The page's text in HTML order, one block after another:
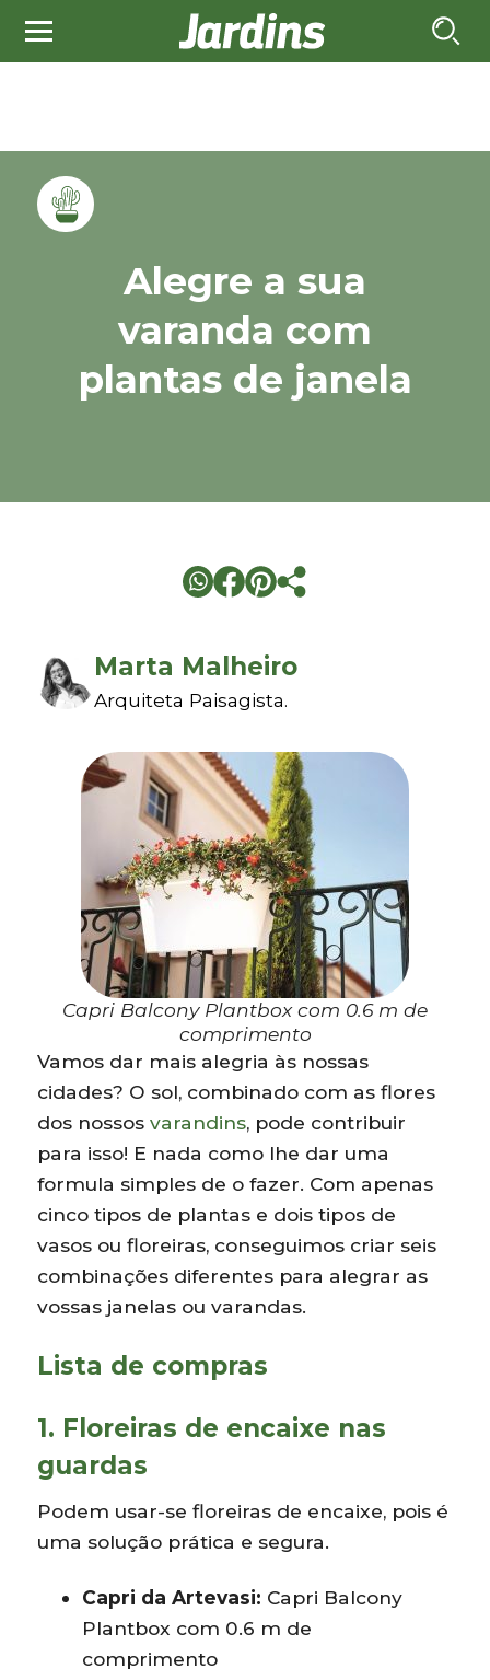
Alegre a sua
varanda com
plantas de janela
Marta Malheiro
Arquiteta Paisagista.
Capri Balcony Plantbox com 0.6 m de
comprimento
Vamos dar mais alegria às nossas
cidades? O sol, combinado com as flores
dos nossosvarandins, pode contribuir
para isso! E nada como lhe dar uma
formula simples de o fazer. Com apenas
cinco tipos de plantas e dois tipos de
vasos ou floreiras, conseguimos criar seis
combinações diferentes para alegrar as
vossas janelas ou varandas.
Lista de compras
1. Floreiras de encaixe nas
guardas
Podem usar-se floreiras de encaixe, pois é
uma solução prática e segura.
Capri da Artevasi: Capri Balcony
Plantbox com 0.6 m de
comprimento